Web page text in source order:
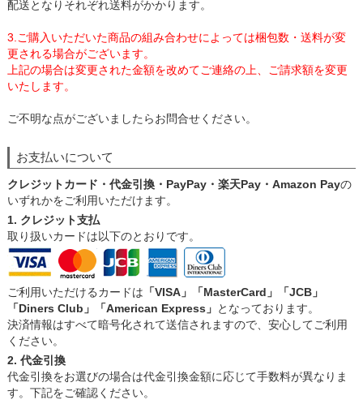
配送となりそれぞれ送料がかかります。
3.ご購入いただいた商品の組み合わせによっては梱包数・送料が変
更される場合がございます。
上記の場合は変更された金額を改めてご連絡の上、ご請求額を変更
いたします。
ご不明な点がございましたらお問合せください。
お支払いについて
クレジットカード・代金引換・PayPay・楽天Pay・Amazon Payの
いずれかをご利用いただけます。
1. クレジット支払
取り扱いカードは以下のとおりです。
ご利用いただけるカードは 「VISA」「MasterCard」「JCB」
「Diners Club」「American Express」 となっております。
決済情報はすべて暗号化されて送信されますので、安心してご利用
ください。
2. 代金引換
代金引換をお選びの場合は代金引換金額に応じて手数料が異なりま
す。下記をご確認ください。